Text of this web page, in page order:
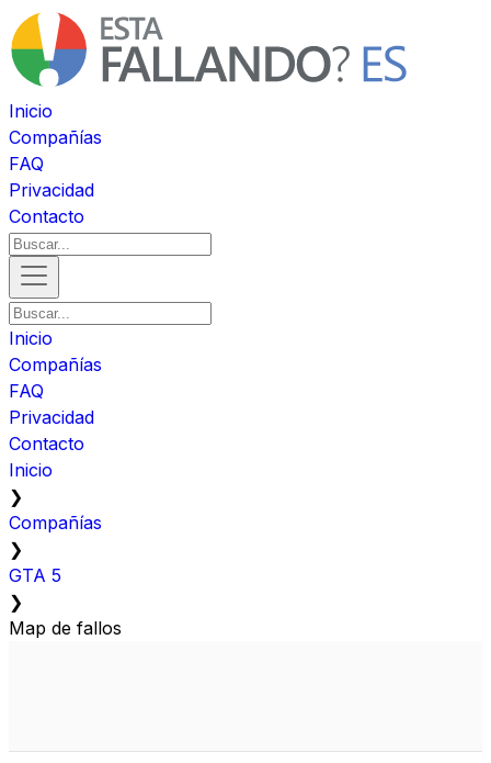
Inicio
Compañías
FAQ
Privacidad
Contacto
Inicio
Compañías
FAQ
Privacidad
Contacto
Inicio
❯
Compañías
❯
GTA 5
❯
Map de fallos